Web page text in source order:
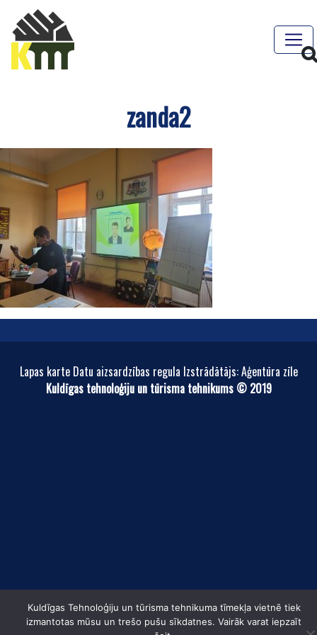
zanda2
Lapas karte Datu aizsardzības regula Izstrādātājs: Aģentūra zīle
Kuldīgas tehnoloģiju un tūrisma tehnikums © 2019
Kuldīgas Tehnoloģiju un tūrisma tehnikuma tīmekļa vietnē tiek
izmantotas mūsu un trešo pušu sīkdatnes. Vairāk varat iepzaīt